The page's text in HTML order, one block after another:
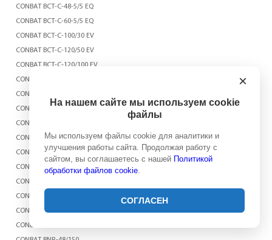
CONBAT BCT-C-48-5/5 EQ
CONBAT BCT-C-60-5/5 EQ
CONBAT BCT-C-100/30 EV
CONBAT BCT-C-120/50 EV
CONBAT BCT-C-120/100 EV
CONBAT BCT-C-285/100 EV
CONBAT BCT-C-285/100 EXT EV
CONBAT BCT-C-600/30 EV
CONBAT BCT-C-1000/80 EV
CONBAT BCT-800/60 EV
CONBAT BCT-1000/80 EV
CONBAT BCT-C-5/50 EV
CONBAT BCT-C-20/15 EV
CONBAT BCT-C-4-5/100 EV
CONBAT BCT-C-4/5-30 EV
CONBAT BSL-C-10-5/5
×
На нашем сайте мы используем cookie
файлы
Мы используем файлы cookie для аналитики и
улучшения работы сайта. Продолжая работу с
сайтом, вы соглашаетесь с нашей Политикой
обработки файлов cookie.
СОГЛАСЕН